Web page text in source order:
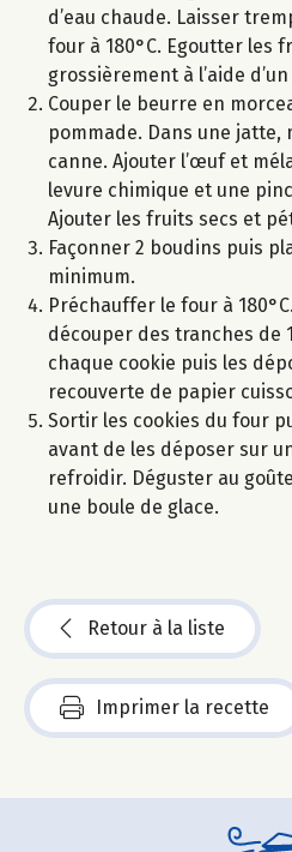
d’eau chaude. Laisser
four à 180°C. Egoutter les
grossièrement à l’aide
Couper le beurre en
pommade. Dans une jatte,
canne. Ajouter l’œuf et
levure chimique et une
Ajouter les fruits secs et
Façonner 2 boudins puis
minimum.
Préchauffer le four à
découper des tranches de
chaque cookie puis les
recouverte de papier
Sortir les cookies du four
avant de les déposer sur
refroidir. Déguster au
une boule de glace.
Retour à la liste
Imprimer la recette